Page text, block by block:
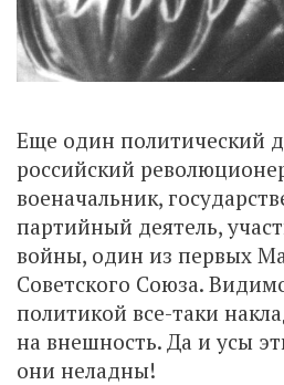
Еще один политический
российский
военачальник,
партийный деятель,
войны, один из первых
Советского Союза.
политикой все-таки
на внешность. Да и усы
они неладны!